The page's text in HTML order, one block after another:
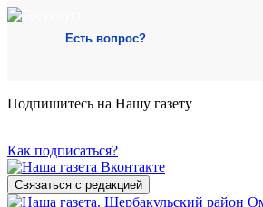
Есть вопрос?
Подпишитесь на Нашу газету
Как подписаться?
Связаться с редакцией